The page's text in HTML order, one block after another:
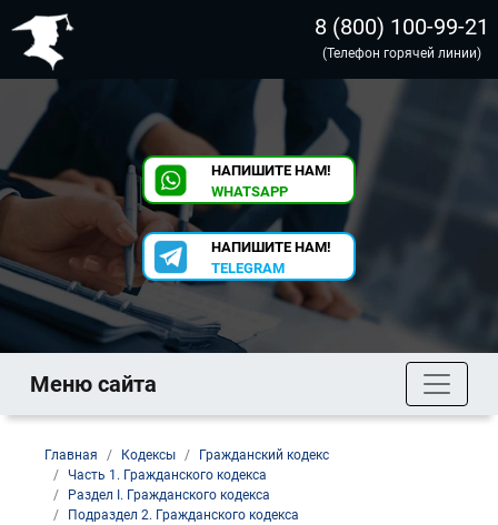
8 (800) 100-99-21
(Телефон горячей линии)
НАПИШИТЕ НАМ!
WHATSAPP
НАПИШИТЕ НАМ!
TELEGRAM
Меню сайта
Главная Кодексы
Гражданский кодекс
Часть 1. Гражданского кодекса
Раздел I. Гражданского кодекса
Подраздел 2. Гражданского кодекса